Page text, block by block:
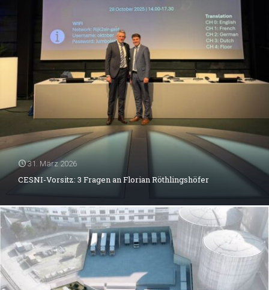
31. März 2026
CESNI-Vorsitz: 3 Fragen an Florian Röthlingshöfer